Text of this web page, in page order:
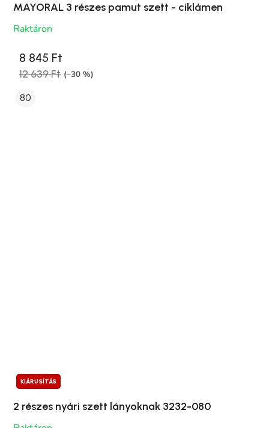
MAYORAL 3 részes pamut szett - ciklámen
Raktáron
8 845 Ft
12 639 Ft (–30 %)
80
KIÁRUSÍTÁS
2 részes nyári szett lányoknak 3232-080